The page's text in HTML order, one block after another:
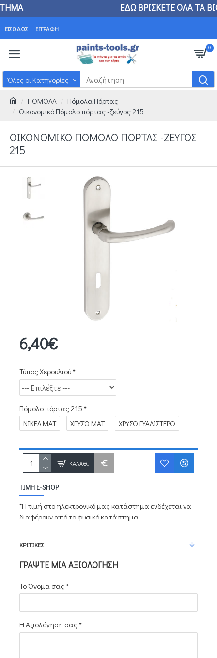
ΚΑΤΑΣΤΗΜΑ ΕΔΩ ΒΡΙΣΚΕΤΕ ΟΛΑ ΤΑ
ΕΊΣΟΔΟΣ ΕΓΓΡΑΦΉ
0
Όλες οι Κατηγορίες
ΠΟΜΟΛΑ
Πόμολα Πόρτας
Οικονομικό Πόμολο πόρτας -ζεύγος 215
ΟΙΚΟΝΟΜΙΚΌ ΠΌΜΟΛΟ ΠΌΡΤΑΣ -ΖΕΎΓΟΣ
215
ΤΙΜΉ E-SHOP
*Η τιμή στο ηλεκτρονικό μας κατάστημα ενδέχεται να
διαφέρουν από το φυσικό κατάστημα.
ΚΡΙΤΙΚΈΣ
ΓΡΆΨΤΕ ΜΙΑ ΑΞΙΟΛΌΓΗΣΗ
Το Όνομα σας
Η Αξιολόγηση σας
6,40€
Τύπος Χερουλιού
Πόμολο πόρτας 215
ΝΙΚΕΛ ΜΑΤ
ΧΡΥΣΟ ΜΑΤ ΧΡΥΣΟ ΓΥΑΛΙΣΤΕΡΟ
ΚΑΛΆΘΙ